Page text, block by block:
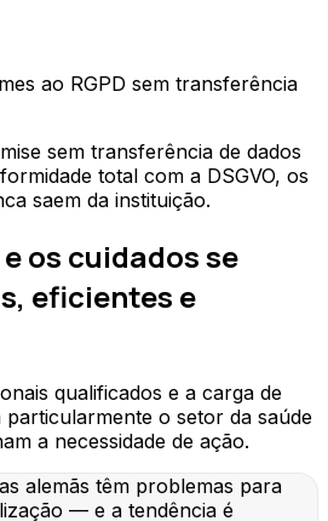
ao RGPD sem transferência
sem transferência de dados
total com a DSGVO, os
saem da instituição.
os cuidados se
eficientes e
qualificados e a carga de
o setor da saúde
a necessidade de ação.
alemãs têm problemas para
— e a tendência é